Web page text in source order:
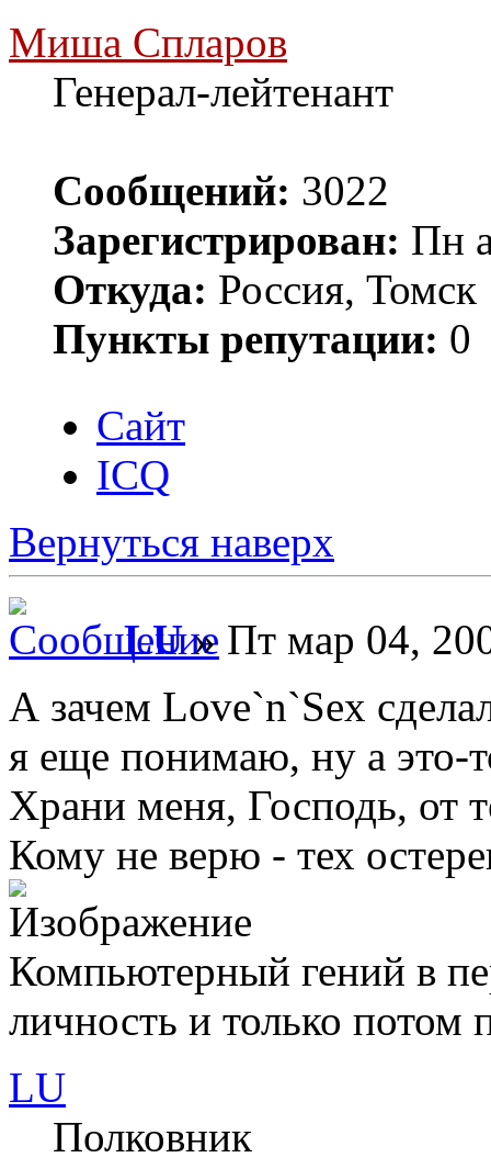
Миша Спларов
Генерал-лейтенант
Сообщений: 3022
Зарегистрирован: Пн
Откуда: Россия, Томск
Пункты репутации: 0
Сайт
ICQ
Вернуться наверх
LU» Пт мар 04,
А зачем Love`n`Sex
я еще понимаю, ну а это-
Храни меня, Господь, от
Кому не верю - тех
Компьютерный гений в
личность и только потом
LU
Полковник